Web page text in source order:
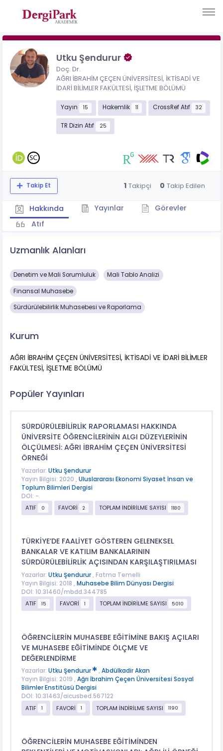
Utku Şendurur
Doç. Dr.
AĞRI İBRAHİM ÇEÇEN ÜNİVERSİTESİ, İKTİSADİ VE
İDARİ BİLİMLER FAKÜLTESİ, İŞLETME BÖLÜMÜ
Yayın 15 Hakemlik 11 CrossRef Atıf 32
TR Dizin Atıf 25
Takip Et 1 Takipçi 0 Takip Edilen
Hakkında Yayınlar
Görevler
Atıf
Uzmanlık Alanları
Denetim ve Mali Sorumluluk Mali Tablo Analizi
Finansal Muhasebe
Sürdürülebilirlik Muhasebesi ve Raporlama
Kurum
AĞRI İBRAHİM ÇEÇEN ÜNİVERSİTESİ, İKTİSADİ VE İDARİ BİLİMLER
FAKÜLTESİ, İŞLETME BÖLÜMÜ
Popüler Yayınları
SÜRDÜRÜLEBİLİRLİK RAPORLAMASI HAKKINDA
ÜNİVERSİTE ÖĞRENCİLERİNİN ALGI DÜZEYLERİNİN
ÖLÇÜLMESİ: AĞRI İBRAHİM ÇEÇEN ÜNİVERSİTESİ
ÖRNEĞİ
Yazarlar: Utku Şendurur
Yayın Bilgisi: 2020 , Uluslararası Ekonomi Siyaset İnsan ve
Toplum Bilimleri Dergisi
DOI: -
ATIF
0 FAVORİ 2 TOPLAM İNDİRİLME SAYISI 1180
TÜRKİYE’DE FAALİYET GÖSTEREN GELENEKSEL
BANKALAR VE KATILIM BANKALARININ
SÜRDÜRÜLEBİLİRLİK AÇISINDAN KARŞILAŞTIRILMASI
Yazarlar: Utku Şendurur, Fatma Temelli
Yayın Bilgisi: 2018 , Muhasebe Bilim Dünyası Dergisi
DOI: 10.31460/mbdd.344785
ATIF
15 FAVORİ 1 TOPLAM İNDİRİLME SAYISI 5010
ÖĞRENCİLERİN MUHASEBE EĞİTİMİNE BAKIŞ AÇILARI
VE MUHASEBE EĞİTİMİNDE ÖLÇME VE
DEĞERLENDİRME
Yazarlar: Utku Şendurur , Abdülkadir Akan
Yayın Bilgisi: 2019 , Ağrı İbrahim Çeçen Üniversitesi Sosyal
Bilimler Enstitüsü Dergisi
DOI: 10.31463/aicusbed.567122
ATIF
1 FAVORİ 1 TOPLAM İNDİRİLME SAYISI 1190
ÖĞRENCİLERİN MUHASEBE EĞİTİMİNDEN